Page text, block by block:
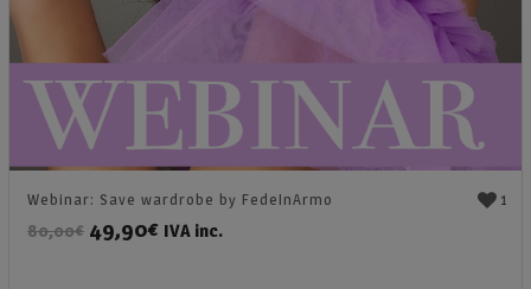
1
Webinar: Save wardrobe by FedeInArmo
80,00€ 49,90€ IVA inc.